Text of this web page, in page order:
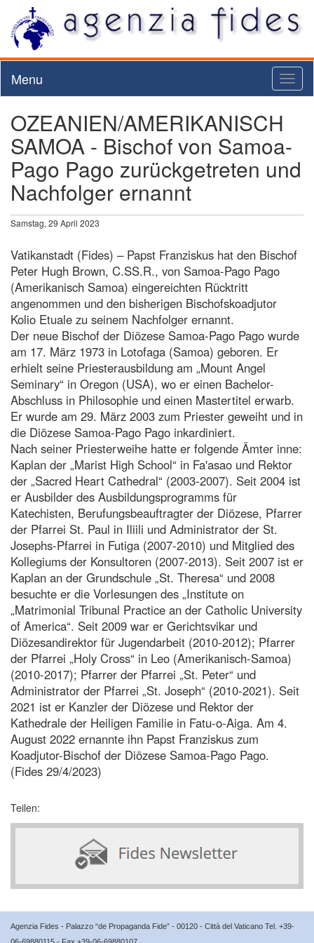
Menu
OZEANIEN/AMERIKANISCH
SAMOA - Bischof von Samoa-
Pago Pago zurückgetreten und
Nachfolger ernannt
Samstag, 29 April 2023
Vatikanstadt (Fides) – Papst Franziskus hat den Bischof
Peter Hugh Brown, C.SS.R., von Samoa-Pago Pago
(Amerikanisch Samoa) eingereichten Rücktritt
angenommen und den bisherigen Bischofskoadjutor
Kolio Etuale zu seinem Nachfolger ernannt.
Der neue Bischof der Diözese Samoa-Pago Pago wurde
am 17. März 1973 in Lotofaga (Samoa) geboren. Er
erhielt seine Priesterausbildung am „Mount Angel
Seminary“ in Oregon (USA), wo er einen Bachelor-
Abschluss in Philosophie und einen Mastertitel erwarb.
Er wurde am 29. März 2003 zum Priester geweiht und in
die Diözese Samoa-Pago Pago inkardiniert.
Nach seiner Priesterweihe hatte er folgende Ämter inne:
Kaplan der „Marist High School“ in Fa'asao und Rektor
der „Sacred Heart Cathedral“ (2003-2007). Seit 2004 ist
er Ausbilder des Ausbildungsprogramms für
Katechisten, Berufungsbeauftragter der Diözese, Pfarrer
der Pfarrei St. Paul in Iliili und Administrator der St.
Josephs-Pfarrei in Futiga (2007-2010) und Mitglied des
Kollegiums der Konsultoren (2007-2013). Seit 2007 ist er
Kaplan an der Grundschule „St. Theresa“ und 2008
besuchte er die Vorlesungen des „Institute on
„Matrimonial Tribunal Practice an der Catholic University
of America“. Seit 2009 war er Gerichtsvikar und
Diözesandirektor für Jugendarbeit (2010-2012); Pfarrer
der Pfarrei „Holy Cross“ in Leo (Amerikanisch-Samoa)
(2010-2017); Pfarrer der Pfarrei „St. Peter“ und
Administrator der Pfarrei „St. Joseph“ (2010-2021). Seit
2021 ist er Kanzler der Diözese und Rektor der
Kathedrale der Heiligen Familie in Fatu-o-Aiga. Am 4.
August 2022 ernannte ihn Papst Franziskus zum
Koadjutor-Bischof der Diözese Samoa-Pago Pago.
(Fides 29/4/2023)
Teilen:
Agenzia Fides - Palazzo “de Propaganda Fide” - 00120 - Città del Vaticano Tel. +39-